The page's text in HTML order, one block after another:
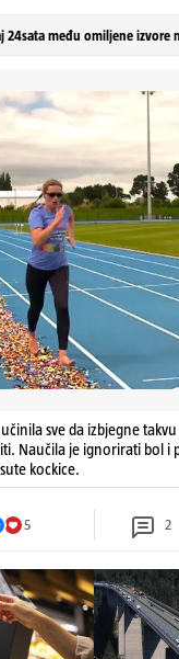
24sata među omiljene izvore
sve da izbjegne
Naučila je ignorirati bol i
kockice.
5 2